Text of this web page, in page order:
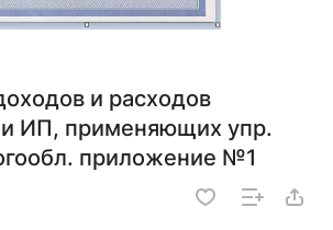
и расходов
и ИП, применяющих упр.
приложение №1